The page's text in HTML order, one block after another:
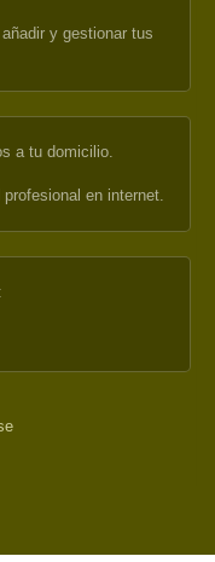
y gestionar tus
a tu domicilio.
en internet.